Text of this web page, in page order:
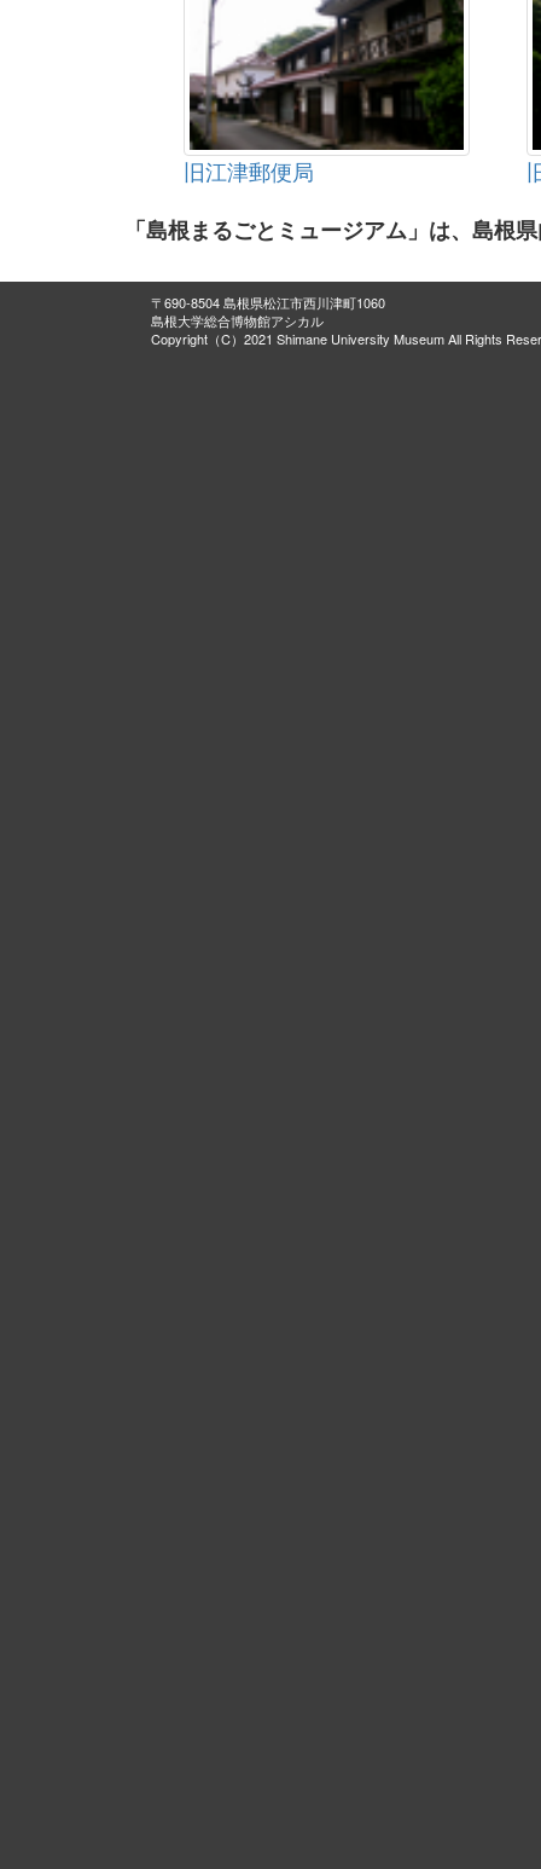
旧江津郵便局
「島根まるごとミュージアム」は、島根
〒690-8504 島根県松江市西川津町1060
島根大学総合博物館アシカル
Copyright（C）2021 Shimane University Museum All Rights